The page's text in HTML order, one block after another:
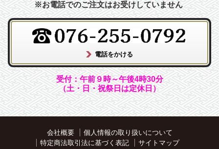
※お電話でのご注文はお受けしていません
受付：午前９時～午後4時30分
（土・日・祝祭日は定休日）
会社概要
個人情報の取り扱いについて
特定商法取引法に基づく表記
サイトマップ